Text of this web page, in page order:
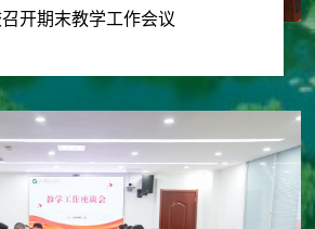
开期末教学工作会议